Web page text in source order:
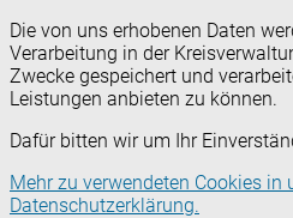
Die von uns erhobenen Daten
Verarbeitung in der
Zwecke gespeichert und
Leistungen anbieten zu können.
Dafür bitten wir um Ihr
Mehr zu verwendeten Cookies in
Datenschutzerklärung.